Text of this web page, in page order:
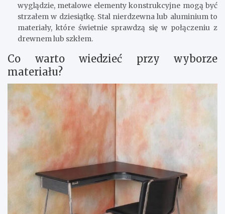
wyglądzie, metalowe elementy konstrukcyjne mogą być
strzałem w dziesiątkę. Stal nierdzewna lub aluminium to
materiały, które świetnie sprawdzą się w połączeniu z
drewnem lub szkłem.
Co warto wiedzieć przy wyborze
materiału?